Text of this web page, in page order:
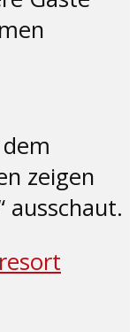
zeigen
ausschaut.